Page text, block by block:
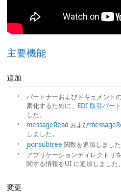
主要機能
追加
パートナーおよびドキュメント
素化するために、 EDI 取引パー
した。
messageRead および
しました。
jsonsubtree 関数を追加しました
アプリケーションディレクトリ
関する情報をUI に追加しました。
変更